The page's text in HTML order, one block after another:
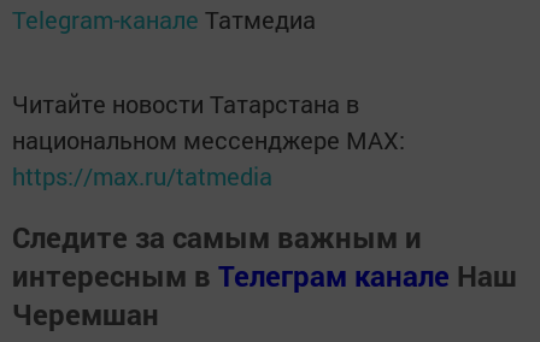
Telegram-канале Татмедиа
Читайте новости Татарстана в
национальном мессенджере MАХ:
https://max.ru/tatmedia
Следите за самым важным и
интересным в Телеграм канале Наш
Черемшан